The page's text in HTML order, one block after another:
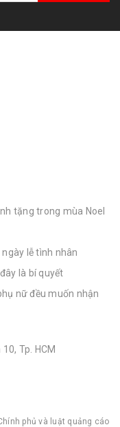
tặng trong mùa Noel
lễ tình nhân
là bí quyết
nữ đều muốn nhận
Tp. HCM
phủ và luật quảng cáo